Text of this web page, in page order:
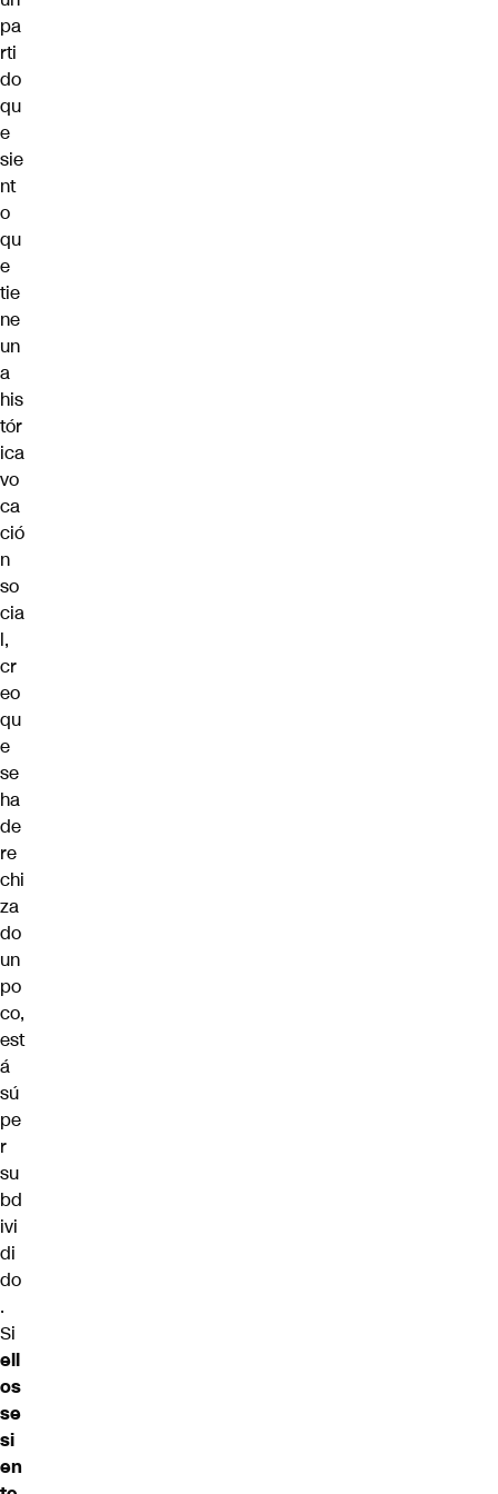
pa
rti
do
qu
e
sie
nt
o
qu
e
tie
ne
un
a
his
tór
ica
vo
ca
ció
n
so
cia
l,
cr
eo
qu
e
se
ha
de
re
chi
za
do
un
po
co,
est
á
sú
pe
r
su
bd
ivi
di
do
.
Si
ell
os
se
si
en